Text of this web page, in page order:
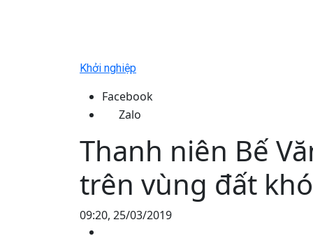
Khởi nghiệp
Facebook
Zalo
Thanh niên Bế
trên vùng đất khó
09:20, 25/03/2019